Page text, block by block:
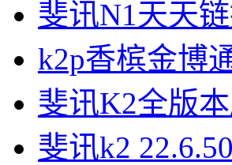
斐讯N1天天
k2p香槟金博
斐讯K2全版
斐讯k2